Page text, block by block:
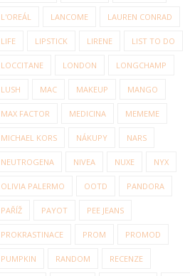
L'OREÁL LANCOME LAUREN CONRAD
LIFE LIPSTICK LIRENE LIST TO DO
LOCCITANE LONDON LONGCHAMP
LUSH MAC MAKEUP MANGO
MAX FACTOR MEDICINA MEMEME
MICHAEL KORS NÁKUPY NARS
NEUTROGENA NIVEA NUXE NYX
OLIVIA PALERMO OOTD PANDORA
PAŘÍŽ PAYOT PEE JEANS
PROKRASTINACE PROM PROMOD
PUMPKIN RANDOM RECENZE